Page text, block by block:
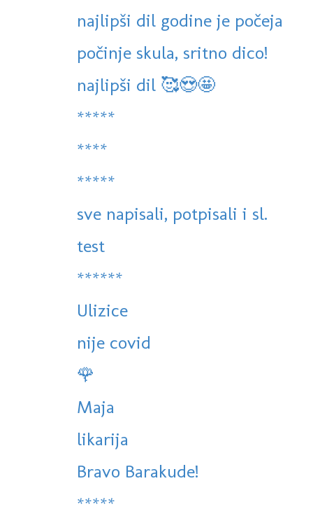
najlipši dil godine je počeja
počinje skula, sritno dico!
najlipši dil 🥰😍🤩
*****
****
*****
sve napisali, potpisali i sl.
test
******
Ulizice
nije covid
🌹
Maja
likarija
Bravo Barakude!
*****